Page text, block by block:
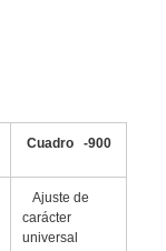
Cuadro -900
Ajuste de
carácter
universal